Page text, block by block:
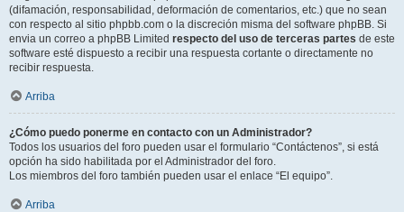
(difamación, responsabilidad, deformación de comentarios, etc.) que no sean
con respecto al sitio phpbb.com o la discreción misma del software phpBB. Si
envia un correo a phpBB Limited respecto del uso de terceras partes de este
software esté dispuesto a recibir una respuesta cortante o directamente no
recibir respuesta.
Arriba
¿Cómo puedo ponerme en contacto con un Administrador?
Todos los usuarios del foro pueden usar el formulario “Contáctenos”, si está
opción ha sido habilitada por el Administrador del foro.
Los miembros del foro también pueden usar el enlace “El equipo”.
Arriba